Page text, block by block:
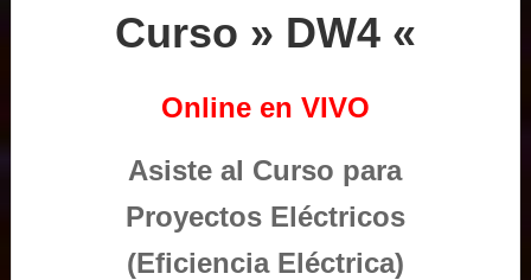
Curso » DW4 «
Online en VIVO
Asiste al Curso para
Proyectos Eléctricos
(Eficiencia Eléctrica)